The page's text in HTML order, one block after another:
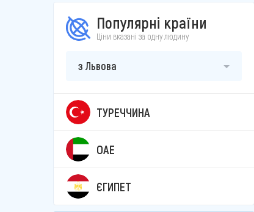
Популярні країни
Ціни вказані за одну людину
з Львова
ТУРЕЧЧИНА
ОАЕ
ЄГИПЕТ